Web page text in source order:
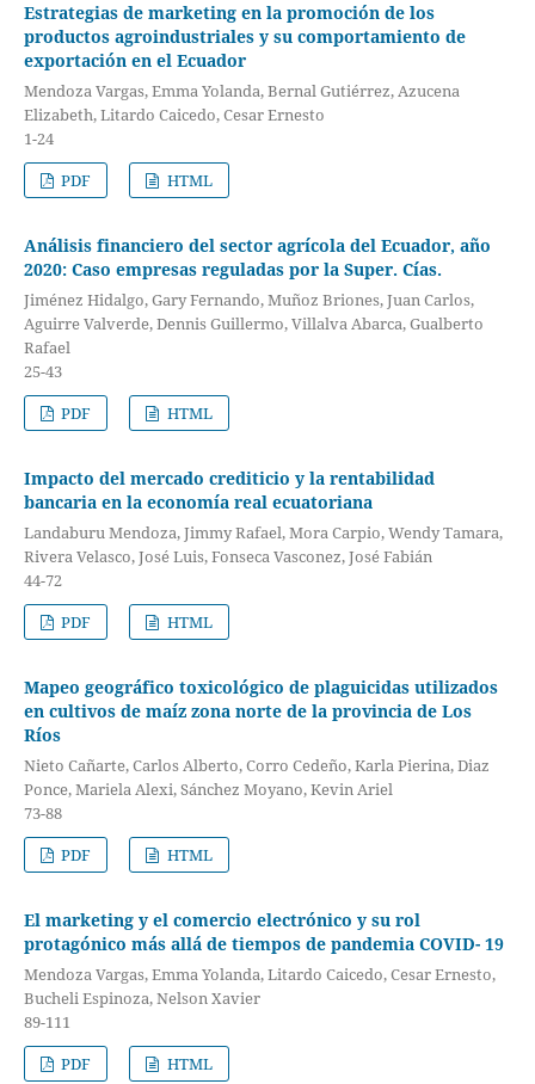
Estrategias de marketing en la promoción de los
productos agroindustriales y su comportamiento de
exportación en el Ecuador
Mendoza Vargas, Emma Yolanda, Bernal Gutiérrez, Azucena
Elizabeth, Litardo Caicedo, Cesar Ernesto
1-24
PDF
HTML
Análisis financiero del sector agrícola del Ecuador, año
2020: Caso empresas reguladas por la Super. Cías.
Jiménez Hidalgo, Gary Fernando, Muñoz Briones, Juan Carlos,
Aguirre Valverde, Dennis Guillermo, Villalva Abarca, Gualberto
Rafael
25-43
PDF
HTML
Impacto del mercado crediticio y la rentabilidad
bancaria en la economía real ecuatoriana
Landaburu Mendoza, Jimmy Rafael, Mora Carpio, Wendy Tamara,
Rivera Velasco, José Luis, Fonseca Vasconez, José Fabián
44-72
PDF
HTML
Mapeo geográfico toxicológico de plaguicidas utilizados
en cultivos de maíz zona norte de la provincia de Los
Ríos
Nieto Cañarte, Carlos Alberto, Corro Cedeño, Karla Pierina, Diaz
Ponce, Mariela Alexi, Sánchez Moyano, Kevin Ariel
73-88
PDF
HTML
El marketing y el comercio electrónico y su rol
protagónico más allá de tiempos de pandemia COVID- 19
Mendoza Vargas, Emma Yolanda, Litardo Caicedo, Cesar Ernesto,
Bucheli Espinoza, Nelson Xavier
89-111
PDF
HTML